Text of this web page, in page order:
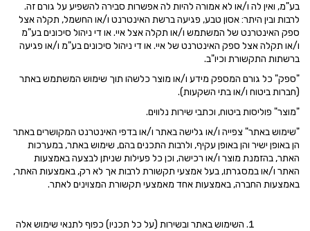
בע"מ, ואין לה ו/או לא אמורה להיות לה אפשרות סבירה להשפיע על גורם זה.
לרבות ובין היתר: אסון טבע, פגיעה ברשת האינטרנט ו/או החשמל, תקלה אצל
ספק האינטרנט של המשתמש ו/או תקלה אצל איי. או די ניהול סיכונים בע"מ
ו/או תקלה אצל ספק האינטרנט של איי. או די ניהול סיכונים בע"מ ו/או פגיעה
ברשתות התקשורת וכיו"ב.
"ספק" כל גורם המספק מידע ו/או מוצר כלשהו תוך שימוש המשתמשבאתר
(חברות ביטוח ו/או בתי השקעות).
"מוצר" פוליסות ביטוח, וכתבי שירות נלווים.
"שימוש באתר" צפייה ו/או גלישה באתר ו/או בדפי האינטרנט המקושרים באתר
הן באופן ישיר והן באופן עקיף, ולרבות התכנים בהם, שימושבאתר, במערכות
האתר, בהזמנת מוצר ו/או רכישה, וכן כל פעילות שניתן לבצעה באמצעות
האתר ו/או במסגרתו, בעל אמצעי תקשורת לרבות אך לא רק, באמצעות האתר,
באמצעות החברה,באמצעות אחד מאמצעי תקשורת המצוינים לאתר.
השימוש באתר ובשירות (על כל תכניו) כפוף לתנאי שימוש אלה